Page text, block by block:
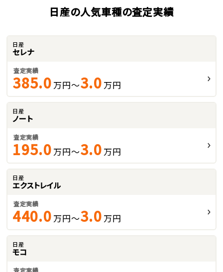
日産の人気車種の査定実績
日産
セレナ
査定実績
385.0 万円～3.0 万円
日産
ノート
査定実績
195.0 万円～3.0 万円
日産
エクストレイル
査定実績
440.0 万円～3.0 万円
日産
モコ
査定実績